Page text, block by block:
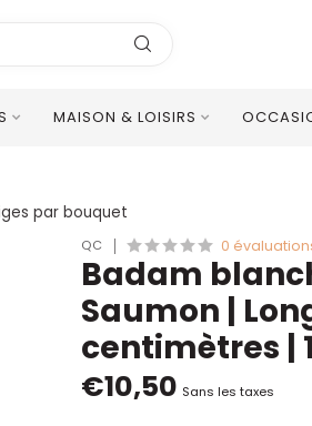
MAISON & LOISIRS
par bouquet
QC 0
Badam
Saumon |
centimètres |
€10,50 Sans les taxes